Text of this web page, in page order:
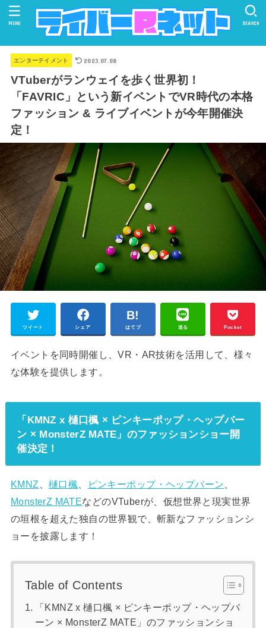
SEARCH
MENU
エンターテイメント 2023.07.08
VTuberがランウェイを歩く世界初！
「FAVRIC」という新イベントでVR時代の本格
ファッション & ライブイベントが今年開催決
定！
ツイート シェア はてブ 送る Pocket
イベントを同時開催し、VR・AR技術を活用して、様々
な体験を提供します。
「KMNZ x 樋口楓 × ピンキーポップ・ヘップバー
ン × MonsterZ MATE」のファッションショー開
催決定！
KMNZ 樋口楓 ピンキーポップ・ヘップバーン
MonsterZ MATEなどのVTuberが、仮想世界と現実世界
の垣根を超えた独自の世界観で、斬新なファッションシ
ョーを披露します！
Table of Contents
「KMNZ x 樋口楓 × ピンキーポップ・ヘップバ
ーン × MonsterZ MATE」のファッションショ